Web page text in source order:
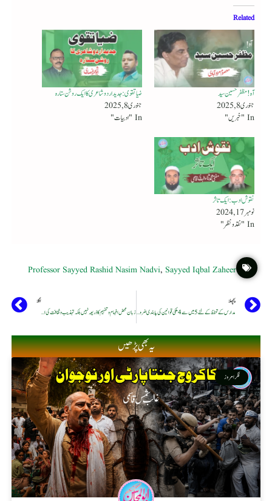
Related
آہ! مظفرحسین سید
جنوری 8, 2025
In "خبریں"
ضیا تقوی : جدید اردو شاعری کا ایک روشن ستارہ
جنوری 8, 2025
In "ادبیات"
نقوش ادب : ایک تاثر
نومبر 17, 2024
In "نقد ونظر"
Professor Sayyed Rashid Nasim Nadvi, Sayyed Iqbal Zaheer
پچھلا
مدارس کے تحفظ کے لئے 5 میں سے 4 ملکی قوانین کی پابندی ضروری
اگلا
زبان محض افہام و تفہیم کا ذریعہ نہیں بلکہ تہذیب و ثقافت کی امین ہوتی ہے
یہ بھی پڑھیں
فکر امروز